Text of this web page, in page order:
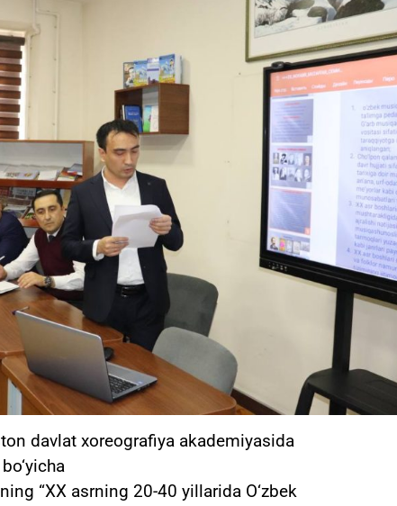
davlat xoreografiya akademiyasida
“XX asrning 20-40 yillarida О‘zbek